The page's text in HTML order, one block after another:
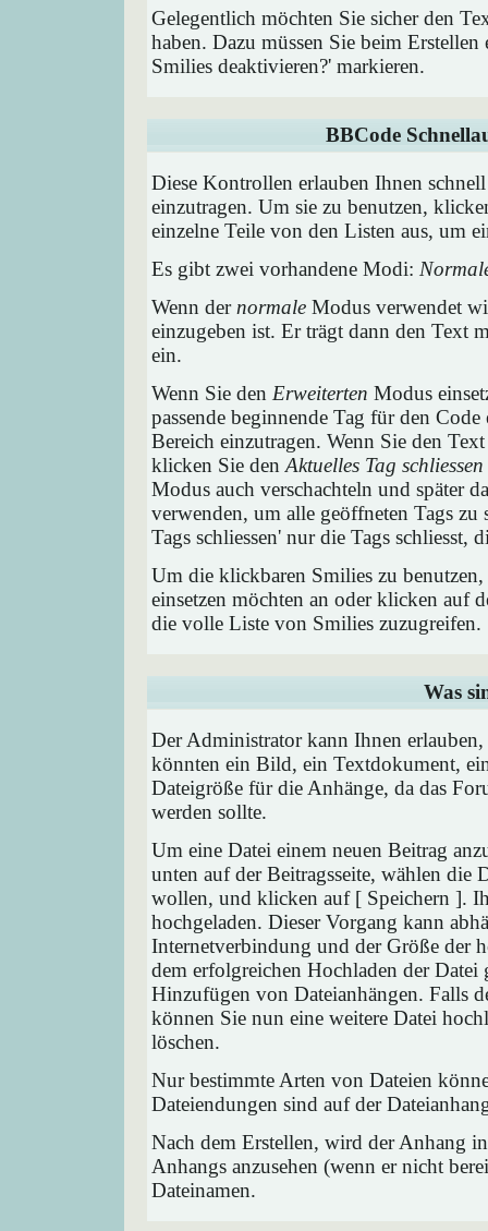
Gelegentlich möchten Sie sicher den
haben. Dazu müssen Sie beim
Smilies deaktivieren?' markieren.
BBCode
Diese Kontrollen erlauben Ihnen
einzutragen. Um sie zu benutzen,
einzelne Teile von den Listen aus, um
Es gibt zwei vorhandene Modi:
Wenn der normale Modus verwendet
einzugeben ist. Er trägt dann den Text
ein.
Wenn Sie den Erweiterten Modus
passende beginnende Tag für den
Bereich einzutragen. Wenn Sie den
klicken Sie den Aktuelles Tag schliessen
Modus auch verschachteln und später
verwenden, um alle geöffneten Tags
Tags schliessen' nur die Tags
Um die klickbaren Smilies zu
einsetzen möchten an oder klicken auf
die volle Liste von Smilies zuzugreifen.
Was
Der Administrator kann Ihnen
könnten ein Bild, ein Textdokument,
Dateigröße für die Anhänge, da das
werden sollte.
Um eine Datei einem neuen Beitrag
unten auf der Beitragsseite, wählen
wollen, und klicken auf [ Speichern ].
hochgeladen. Dieser Vorgang kann
Internetverbindung und der Größe der
dem erfolgreichen Hochladen der
Hinzufügen von Dateianhängen. Falls
können Sie nun eine weitere Datei
löschen.
Nur bestimmte Arten von Dateien
Dateiendungen sind auf der
Nach dem Erstellen, wird der Anhang
Anhangs anzusehen (wenn er nicht
Dateinamen.